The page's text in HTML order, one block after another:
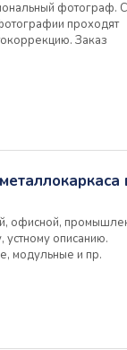
фотограф.
проходят
Заказ
указана за час. В
60 фото в
офисной,
описанию.
модульные и пр.
инструментом
подбору элементы из